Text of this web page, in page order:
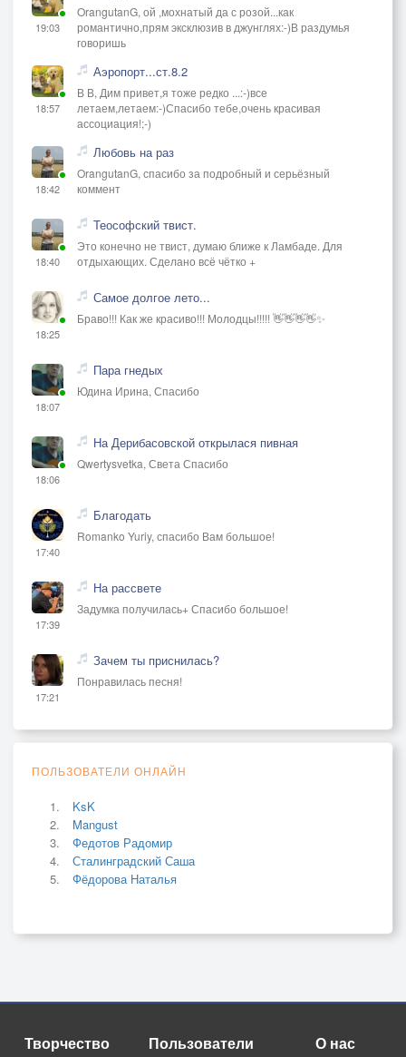
19:03
OrangutanG, ой ,мохнатый да с розой...как
романтично,прям эксклюзив в джунглях:-)В раздумья
говоришь
18:57
Аэропорт...ст.8.2
В В, Дим привет,я тоже редко ...:-)все
летаем,летаем:-)Спасибо тебе,очень красивая
ассоциация!;-)
18:42
Любовь на раз
OrangutanG, спасибо за подробный и серьёзный
коммент
18:40
Теософский твист.
Это конечно не твист, думаю ближе к Ламбаде. Для
отдыхающих. Сделано всё чётко +
18:25
Самое долгое лето...
Браво!!! Как же красиво!!! Молодцы!!!!! 👋👋👋👋✨
18:07
Пара гнедых
Юдина Ирина, Спасибо
18:06
На Дерибасовской открылася пивная
Qwertysvetka, Света Спасибо
17:40
Благодать
Romanko Yuriy, спасибо Вам большое!
17:39
На рассвете
Задумка получилась+ Спасибо большое!
17:21
Зачем ты приснилась?
Понравилась песня!
ПОЛЬЗОВАТЕЛИ ОНЛАЙН
KsK
Mangust
Федотов Радомир
Сталинградский Саша
Фёдорова Наталья
Творчество Пользователи О нас